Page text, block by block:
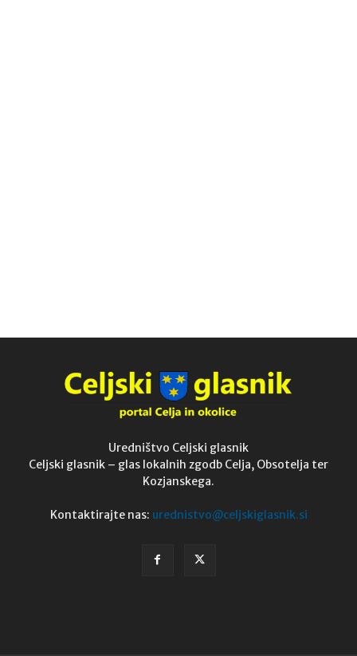
Uredništvo Celjski glasnik
Celjski glasnik – glas lokalnih zgodb Celja, Obsotelja ter
Kozjanskega.
Kontaktirajte nas: urednistvo@celjskiglasnik.si